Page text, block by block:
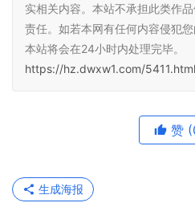
实相关内容。本站不承担此类作
责任。如若本网有任何内容侵犯
本站将会在24小时内处理完毕。
https://hz.dwxw1.com/5411.html
赞
生成海报